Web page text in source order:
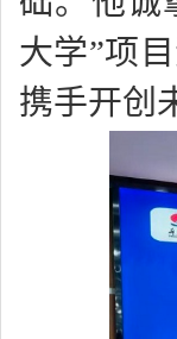
大学”项
携手开创